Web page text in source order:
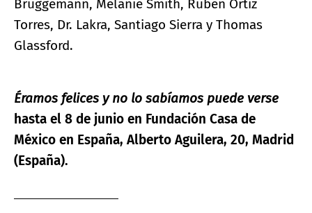
Brüggemann, Melanie Smith, Rubén Ortiz
Torres, Dr. Lakra, Santiago Sierra y Thomas
Glassford.
Éramos felices y no lo sabíamos puede verse
hasta el 8 de junio en Fundación Casa de
México en España, Alberto Aguilera, 20, Madrid
(España).